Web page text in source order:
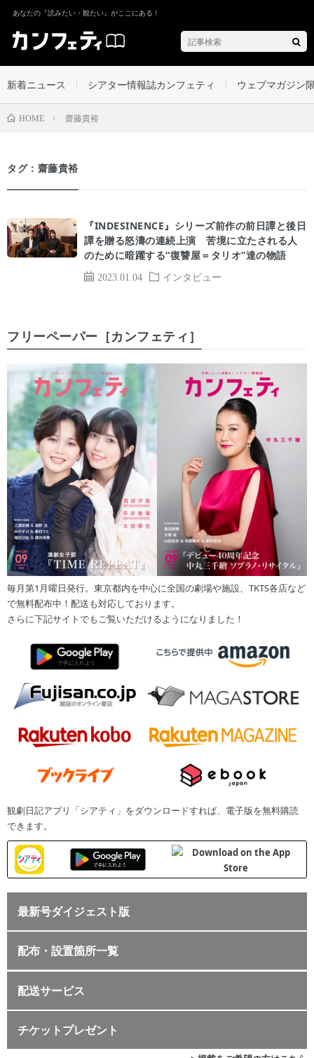
あなたの『読みたい・観たい』がここにある！
新着ニュース シアター情報誌カンフェティ ウェブマガジン
HOME 齋藤貴裕
タグ：齋藤貴裕
2023.01.04 インタビュー
『INDESINENCE』シリーズ前作の前日譚と後日
譚を贈る怒濤の連続上演 苦境に立たされる人
のために暗躍する“復讐屋＝タリオ”達の物語
フリーペーパー［カンフェティ］
毎月第1月曜日発行。東京都内を中心に全国の劇場や施設、TKTS各店など
で無料配布中！配送も対応しております。
さらに下記サイトでもご覧いただけるようになりました！
観劇日記アプリ「シアティ」をダウンロードすれば、電子版を無料購読
できます。
最新号ダイジェスト版
配布・設置箇所一覧
配送サービス
チケットプレゼント